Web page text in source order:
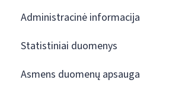
Administracinė informacija
Statistiniai duomenys
Asmens duomenų apsauga